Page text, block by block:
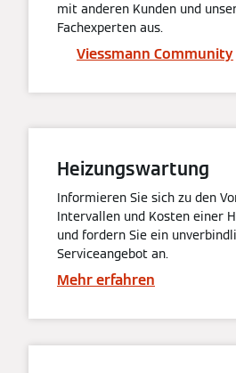
mit anderen Kunden und
Fachexperten aus.
Viessmann Community
Heizungswartung
Informieren Sie sich zu den
Intervallen und Kosten einer
und fordern Sie ein
Serviceangebot an.
Mehr erfahren